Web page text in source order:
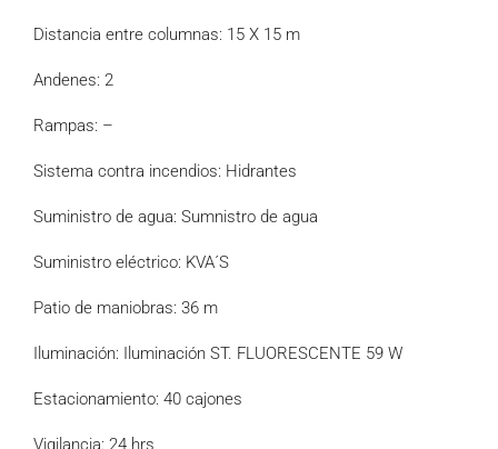
Distancia entre columnas: 15 X 15 m
Andenes: 2
Rampas: –
Sistema contra incendios: Hidrantes
Suministro de agua: Sumnistro de agua
Suministro eléctrico: KVA´S
Patio de maniobras: 36 m
Iluminación: Iluminación ST. FLUORESCENTE 59 W
Estacionamiento: 40 cajones
Vigilancia: 24 hrs